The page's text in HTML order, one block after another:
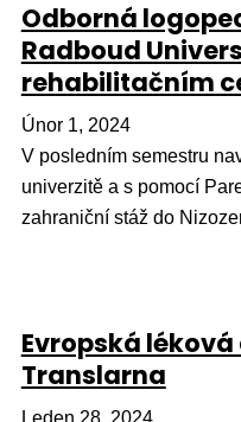
Odborná
Radboud
rehabilitačním
Únor 1, 2024
V posledním semestru
univerzitě a s pomocí
zahraniční stáž do
Evropská
Translarna
Leden 28, 2024